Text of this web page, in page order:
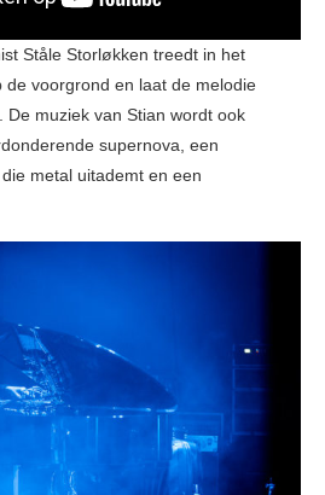
Ståle Storløkken treedt in het
de voorgrond en laat de melodie
De muziek van Stian wordt ook
supernova, een
metal uitademt en een